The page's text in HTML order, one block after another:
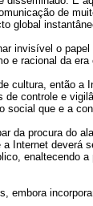
de
global
invisível o
e racional da
cultura, então a
de controle e
social que e a
da procura do
Internet deverá
enaltecendo
embora